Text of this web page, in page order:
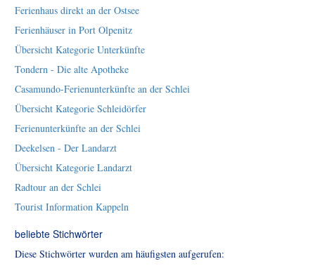
Ferienhaus direkt an der Ostsee
Ferienhäuser in Port Olpenitz
Übersicht Kategorie Unterkünfte
Tondern - Die alte Apotheke
Casamundo-Ferienunterkünfte an der Schlei
Übersicht Kategorie Schleidörfer
Ferienunterkünfte an der Schlei
Deekelsen - Der Landarzt
Übersicht Kategorie Landarzt
Radtour an der Schlei
Tourist Information Kappeln
beliebte Stichwörter
Diese Stichwörter wurden am häufigsten aufgerufen: